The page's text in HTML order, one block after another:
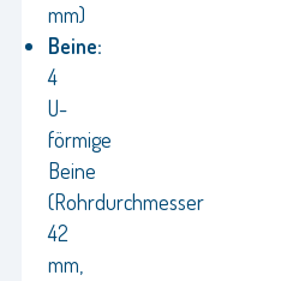
mm)
Beine:
4
U-
förmige
Beine
(Rohrdurchmesser
42
mm,